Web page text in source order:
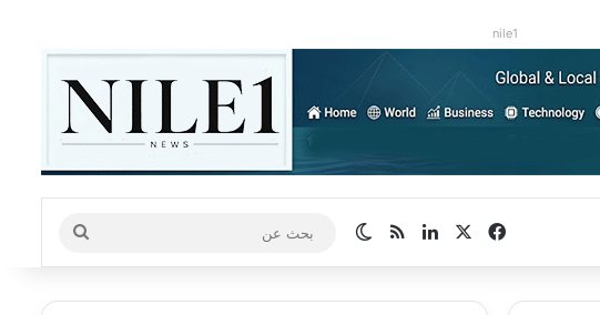
nile1
فيسبوك لينكدإنملخص الموقع RSS
الوضع المظلم
بحث
عن